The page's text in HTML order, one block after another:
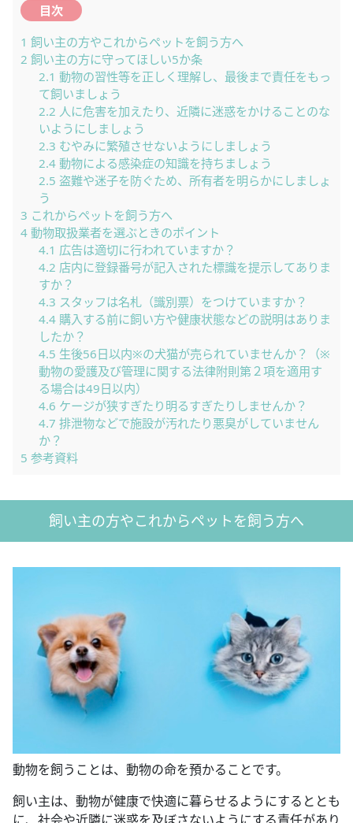
目次
1 飼い主の方やこれからペットを飼う方へ
2 飼い主の方に守ってほしい5か条
2.1 動物の習性等を正しく理解し、最後まで責任をもっ
て飼いましょう
2.2 人に危害を加えたり、近隣に迷惑をかけることのな
いようにしましょう
2.3 むやみに繁殖させないようにしましょう
2.4動物による感染症の知識を持ちましょう
2.5 盗難や迷子を防ぐため、所有者を明らかにしましょ
う
3 これからペットを飼う方へ
4 動物取扱業者を選ぶときのポイント
4.1 広告は適切に行われていますか？
4.2 店内に登録番号が記入された標識を提示してありま
すか？
4.3 スタッフは名札（識別票）をつけていますか？
4.4購入する前に飼い方や健康状態などの説明はありま
したか？
4.5 生後56日以内※の犬猫が売られていませんか？（※
動物の愛護及び管理に関する法律附則第２項を適用す
る場合は49日以内）
4.6 ケージが狭すぎたり明るすぎたりしませんか？
4.7 排泄物などで施設が汚れたり悪臭がしていません
か？
5 参考資料
飼い主の方やこれからペットを飼う方へ
動物を飼うことは、動物の命を預かることです。
飼い主は、動物が健康で快適に暮らせるようにするととも
に、社会や近隣に迷惑を及ぼさないようにする責任があり